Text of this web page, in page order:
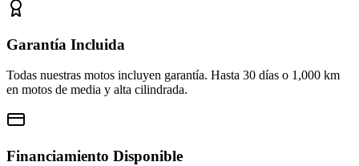
Garantía Incluida
Todas nuestras motos incluyen garantía. Hasta 30 días o 1,000 km
en motos de media y alta cilindrada.
Financiamiento Disponible